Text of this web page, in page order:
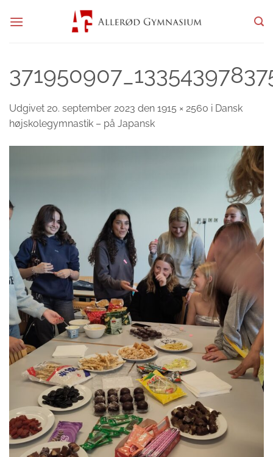
Udgivet 20. september 2023 den 1915 × 2560 i Dansk
højskolegymnastik – på Japansk